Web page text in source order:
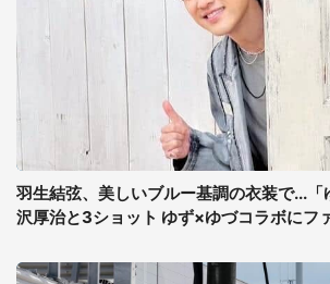
羽生結弦、美しいブルー基調の衣装で...
沢厚治と3ショット ゆず×ゆづコラボにフ